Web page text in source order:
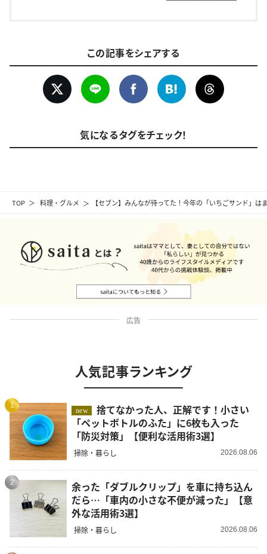
TOP 料理・グルメ 【セブン】みんなが待ってた！今年の「いちごサンド」
この記事をシェアする
気になるタグをチェック！
広告
人気記事ランキング
1
new
捨てなかった人、正解です！小さい
「ペットボトルのふた」に6枚も入った
「防災対策」【便利な活用術3選】
掃除・暮らし 2026.08.06
2
余った「ダブルクリップ」を車に持ち込ん
だら…「車内の小さな不便が減った」【意
外な活用術3選】
掃除・暮らし 2026.08.06